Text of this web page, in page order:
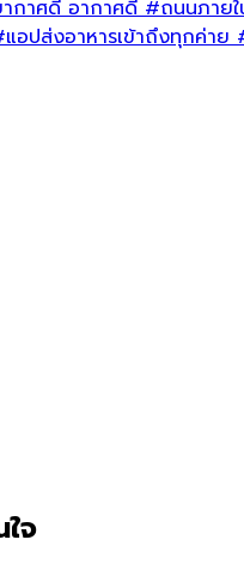
กาศดี อากาศดี #ถนนภายใ
อปส่งอาหารเข้าถึงทุกค่าย
จ